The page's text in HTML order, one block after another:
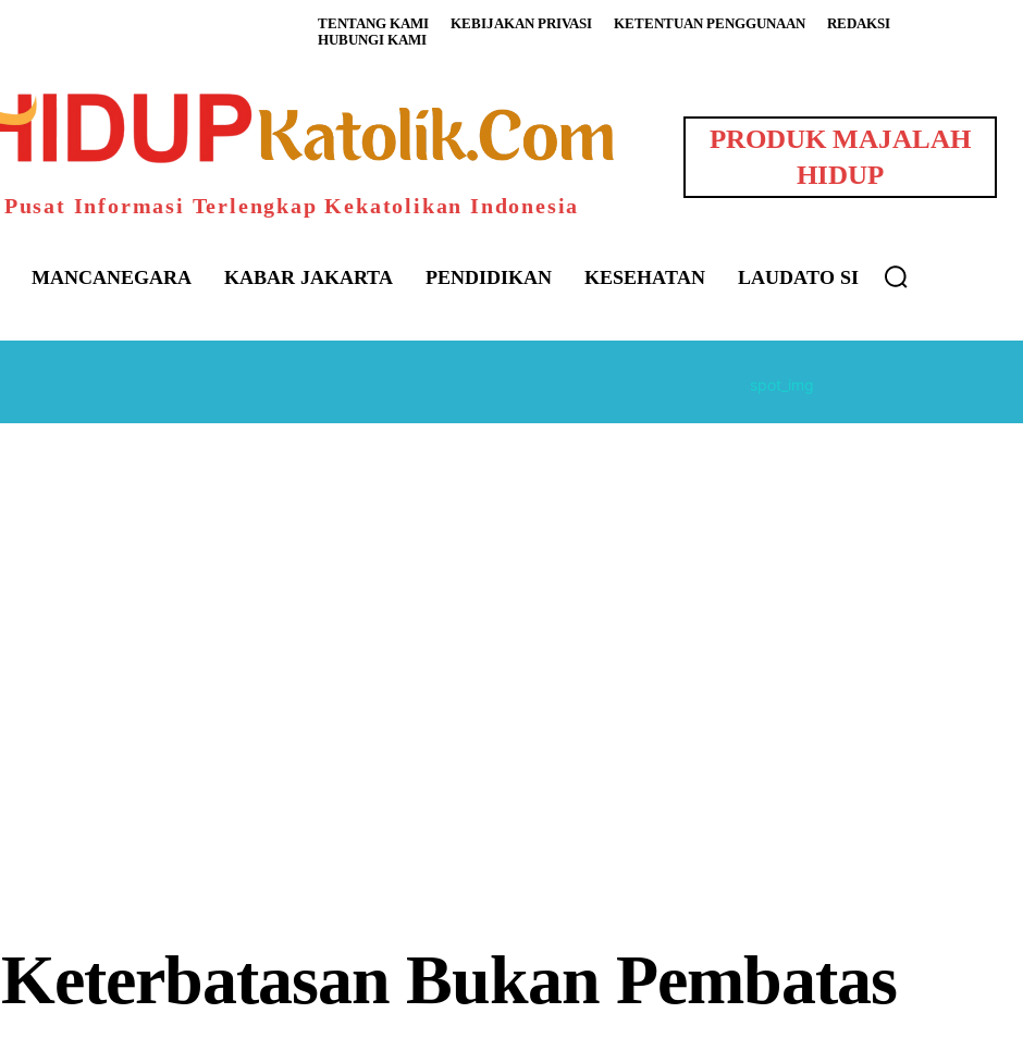
TENTANG KAMI KEBIJAKAN PRIVASI KETENTUAN PENGGUNAAN
REDAKSI
HUBUNGI KAMI
Pusat Informasi Terlengkap Kekatolikan Indonesia
PRODUK MAJALAH
HIDUP
MANCANEGARA KABAR JAKARTA PENDIDIKAN KESEHATAN LAUDATO SI
Keterbatasan Bukan Pembatas